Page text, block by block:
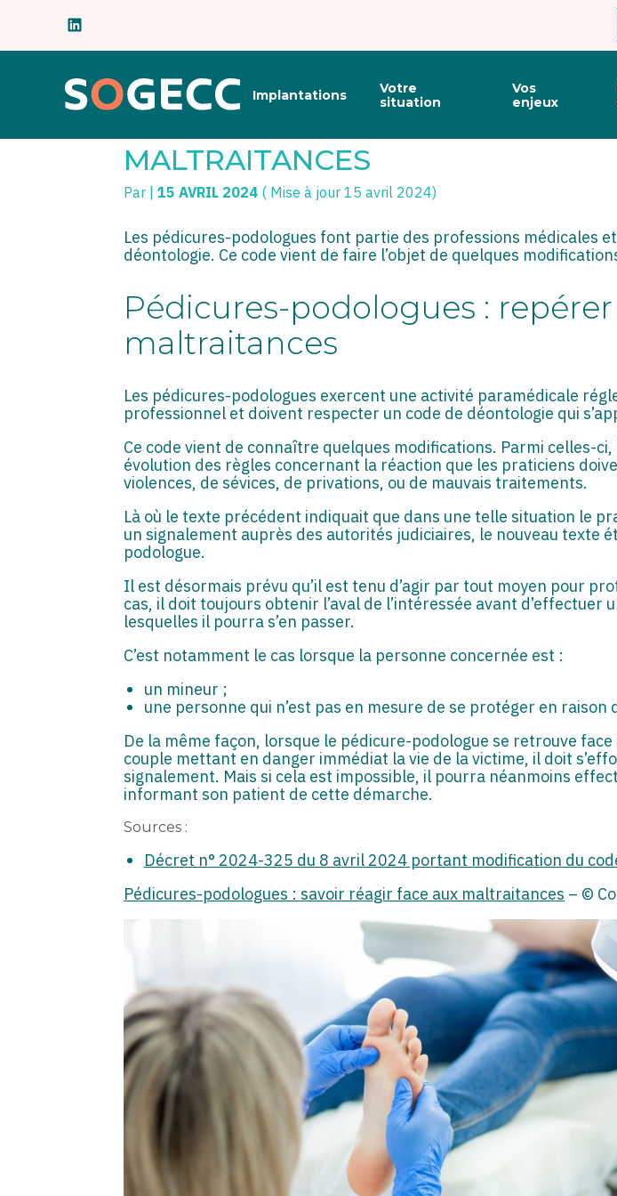
Aller
Principal
Implantations
Votre
situation
Vos
enjeux
MALTRAITANCES
Par |15 AVRIL 2024 ( Mise à jour 15 avril 2024)
Les pédicures-podologues font partie des professions médicales
déontologie. Ce code vient de faire l’objet de quelques
Pédicures-podologues :
maltraitances
Les pédicures-podologues exercent une activité paramédicale
professionnel et doivent respecter un code de déontologie qui
Ce code vient de connaître quelques modifications. Parmi celles-
évolution des règles concernant la réaction que les praticiens
violences, de sévices, de privations, ou de mauvais traitements.
Là où le texte précédent indiquait que dans une telle situation le
un signalement auprès des autorités judiciaires, le nouveau texte
podologue.
Il est désormais prévu qu’il est tenu d’agir par tout moyen pour
cas, il doit toujours obtenir l’aval de l’intéressée avant
lesquelles il pourra s’en passer.
C’est notamment le cas lorsque la personne concernée est :
un mineur ;
une personne qui n’est pas en mesure de se protéger en
De la même façon, lorsque le pédicure-podologue se retrouve
couple mettant en danger immédiat la vie de la victime, il doit
signalement. Mais si cela est impossible, il pourra néanmoins
informant son patient de cette démarche.
Sources :
Décret n° 2024-325 du 8 avril 2024 portant modification du
Pédicures-podologues : savoir réagir face aux maltraitances – ©